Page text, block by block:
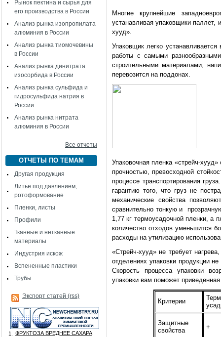
Рынок пектина и сырья для
его производства в России
Анализ рынка изопропилата
алюминия в России
Анализ рынка тиомочевины
в России
Анализ рынка динитрата
изосорбида в России
Анализ рынка сульфида и
гидросульфида натрия в
России
Анализ рынка нитрата
алюминия в России
Все отчеты
ОТЧЕТЫ ПО ТЕМАМ
Другая продукция
Литье под давлением,
ротоформование
Пленки, листы
Профили
Тканные и нетканные
материалы
Индустрия искож
Вспененные пластики
Трубы
Экспорт статей (rss)
1.
ФРУКТОЗА ВРЕДНЕЕ САХАРА
Многие крупнейшие
устанавливая упаковщики
хууд».
Упаковщик легко
работы с самыми
строительными материалами,
перевозится на поддонах.
Упаковочная пленка «стрейч-
прочностью, превосходной
процессе транспортирования
гарантию того, что груз не
механические свойства
сравнительно тонкую и
1,77 кг термоусадочной пленки, а
количество отходов уменьшится
расходы на утилизацию
«Cтрейч-хууд» не требует
отделениях упаковки продукции
Скорость процесса упаковки
упаковки вам поможет
Критерии
Защитные
свойства
+